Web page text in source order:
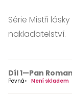
Série Mistři
nakladatelství.
Díl 1—Pan
Pevná Není skladem